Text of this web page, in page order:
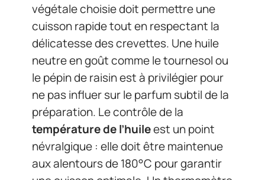
végétale choisie doit permettre une
cuisson rapide tout en respectant la
délicatesse des crevettes. Une huile
neutre en goût comme le tournesol ou
le pépin de raisin est à privilégier pour
ne pas influer sur le parfum subtil de la
préparation. Le contrôle de la
température de l’huileest un point
névralgique : elle doit être maintenue
aux alentours de 180°C pour garantir